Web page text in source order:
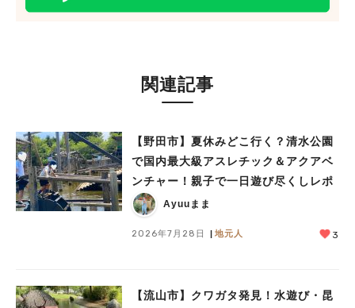
関連記事
【野田市】夏休みどこ行く？清水公園
で国内最大級アスレチック＆アクアベ
ンチャー！親子で一日遊び尽くしレポ
Ayuuまま
2026年7月28日 地元人 3
【流山市】クワガタ発見！水遊び・昆